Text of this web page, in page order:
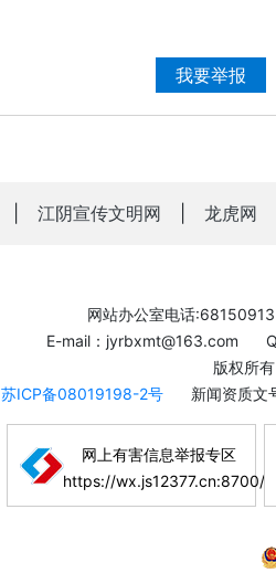
我要举报
江阴宣传文明网 龙虎网
网站办公室电话:68150913
E-mail：jyrbxmt@163.com
版权所
苏ICP备08019198-2号
新闻资质
网上有害信息举报专区
https://wx.js12377.cn:8700/